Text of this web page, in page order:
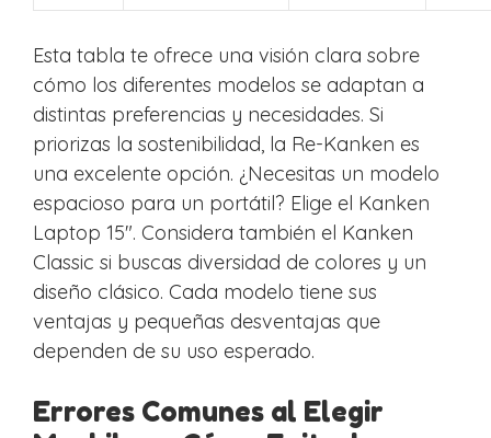
Esta tabla te ofrece una visión clara sobre
cómo los diferentes modelos se adaptan a
distintas preferencias y necesidades. Si
priorizas la sostenibilidad, la Re-Kanken es
una excelente opción. ¿Necesitas un modelo
espacioso para un portátil? Elige el Kanken
Laptop 15″. Considera también el Kanken
Classic si buscas diversidad de colores y un
diseño clásico. Cada modelo tiene sus
ventajas y pequeñas desventajas que
dependen de su uso esperado.
Errores Comunes al Elegir